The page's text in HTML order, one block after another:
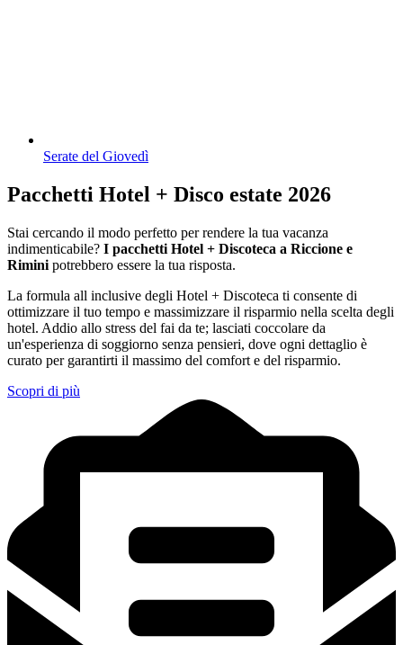
Serate del Giovedì
Pacchetti Hotel + Disco estate 2026
Stai cercando il modo perfetto per rendere la tua vacanza
indimenticabile? I pacchetti Hotel + Discoteca a Riccione e
Rimini potrebbero essere la tua risposta.
La formula all inclusive degli Hotel + Discoteca ti consente di
ottimizzare il tuo tempo e massimizzare il risparmio nella scelta degli
hotel. Addio allo stress del fai da te; lasciati coccolare da
un'esperienza di soggiorno senza pensieri, dove ogni dettaglio è
curato per garantirti il massimo del comfort e del risparmio.
Scopri di più